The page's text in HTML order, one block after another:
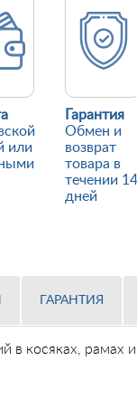
или
Гарантия
Обмен и
возврат
товара в
течении 14
дней
ГАРАНТИЯ
в косяках, рамах